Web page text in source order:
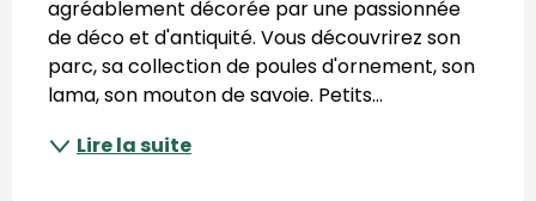
agréablement décorée par une passionnée
de déco et d'antiquité. Vous découvrirez son
parc, sa collection de poules d'ornement, son
lama, son mouton de savoie. Petits...
Lire la suite